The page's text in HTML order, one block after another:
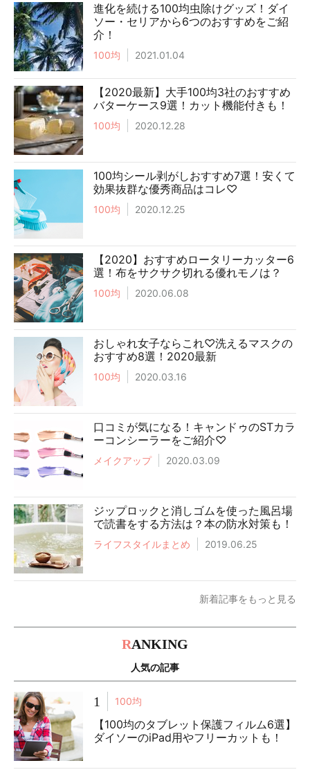
進化を続ける100均虫除けグッズ！ダイ
ソー・セリアから6つのおすすめをご紹
介！
100均 2021.01.04
【2020最新】大手100均3社のおすすめ
バターケース9選！カット機能付きも！
100均 2020.12.28
100均シール剥がしおすすめ7選！安くて
効果抜群な優秀商品はコレ♡
100均 2020.12.25
【2020】おすすめロータリーカッター6
選！布をサクサク切れる優れモノは？
100均 2020.06.08
おしゃれ女子ならこれ♡洗えるマスクの
おすすめ8選！2020最新
100均 2020.03.16
口コミが気になる！キャンドゥのSTカラ
ーコンシーラーをご紹介♡
メイクアップ 2020.03.09
ジップロックと消しゴムを使った風呂場
で読書をする方法は？本の防水対策も！
ライフスタイルまとめ 2019.06.25
新着記事をもっと見る
RANKING
人気の記事
1 100均
【100均のタブレット保護フィルム6選】
ダイソーのiPad用やフリーカットも！